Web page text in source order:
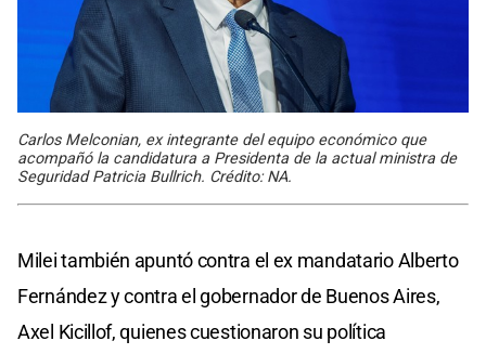
Carlos Melconian, ex integrante del equipo económico que
acompañó la candidatura a Presidenta de la actual ministra de
Seguridad Patricia Bullrich. Crédito: NA.
Milei también apuntó contra el ex mandatario Alberto
Fernández y contra el gobernador de Buenos Aires,
Axel Kicillof, quienes cuestionaron su política